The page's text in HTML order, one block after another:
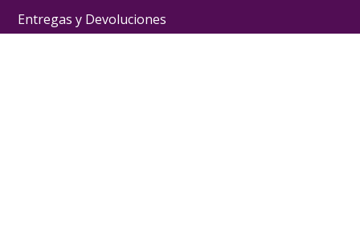
Entregas y Devoluciones